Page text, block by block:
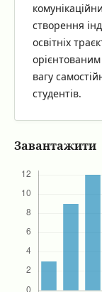
створення
освітніх
вагу
студентів.
Завантажити